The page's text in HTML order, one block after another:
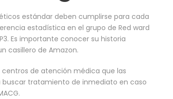
estándar deben cumplirse para cada
estadística en el grupo de Red ward
Es importante conocer su historia
casillero de Amazon.
centros de atención médica que las
tratamiento de inmediato en caso